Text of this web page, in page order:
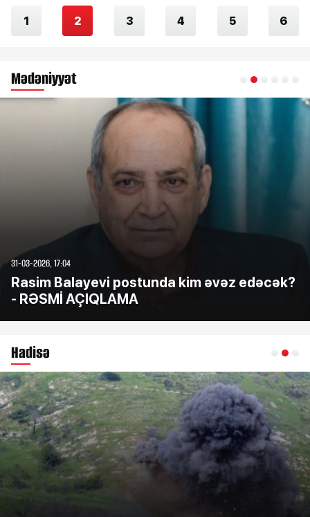
1 2 3 4 5 6
Mədəniyyət
31-03-2026, 17:04
Rasim Balayevi postunda kim əvəz edəcək?
- RƏSMİ AÇIQLAMA
Hadisə